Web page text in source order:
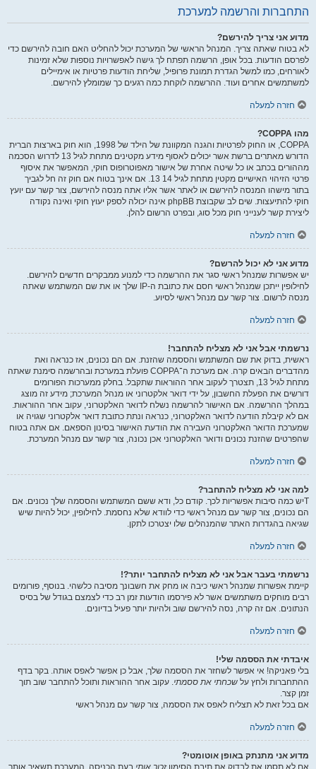
התחברות והרשמה למערכת
מדוע אני צריך להירשם?
לא בטוח שאתה צריך. המנהל הראשי של המערכת יכול להחליט האם חובה להירשם כדי
לפרסם הודעות. בכל אופן, הרשמה תפתח לך גישה לאפשרויות נוספות שלא זמינות
לאורחים, כמו למשל הגדרת תמונת פרופיל, שליחת הודעות פרטיות או אימיילים
למשתמשים אחרים ועוד. ההרשמה לוקחת כמה רגעים כך שמומלץ להירשם.
חזרה למעלה
מהו COPPA?
COPPA, או החוק לפרטיות והגנה המקוונת של הילד של 1998, הוא חוק בארצות הברית
הדורש מאתרים ברשת אשר יכולים לאסוף מידע מקטינים מתחת לגיל 13 לדרוש הסכמה
מההורים בכתב או כל שיטה אחרת של אישור מאפוטרופוס חוקי, המאפשר את איסוף
פרטי הזיהוי האישיים מקטין מתחת לגיל 14 13. אם אינך בטוח אם חוק זה חל לגביך
בתור מישהו המנסה להירשם או לאתר אשר אליו אתה מנסה להירשם, צור קשר עם יועץ
חוקי להתיעצות. שים לב שקבוצת phpBB אינה יכולה לספק יעוץ חוקי ואינה נקודה
ליצירת קשר לענייני חוק מכל סוג, ובפרט הרשום להלן.
חזרה למעלה
מדוע אני לא יכול להרשם?
יש אפשרות שמנהל ראשי סגר את ההרשמה כדי למנוע ממבקרים חדשים להירשם.
לחילופין ייתכן שמנהל ראשי חסם את כתובת ה-IP שלך או את שם המשתמש שאתה
מנסה לרשום. צור קשר עם מנהל ראשי לסיוע.
חזרה למעלה
נרשמתי אבל אני לא מצליח להתחבר!
ראשית, בדוק את שם המשתמש והססמה שהזנת. אם הם נכונים, אז כנראה ואת
מהדברים הבאים קרה. אם מערכת ה־COPPA פועלת במערכת ובהרשמה סימנת שאתה
מתחת לגיל 13, תצטרך לעקוב אחר ההוראות שתקבל. בחלק ממערכות הפורומים
דורשים את הפעלת החשבון, על ידי דואר אלקטרוני או מנהל המערכת; מידע זה מוצג
במהלך ההרשמה. אם האישור להרשמה נשלח לדואר האלקטרוני, עקוב אחר ההוראות.
אם לא קיבלת הודעה לדואר האלקטרוני, כנראה ונתת כתובת דואר אלקטרוני שגויה או
שמערכת הדואר האלקטרוני העבירה את הודעת האישור בסינון הספאם. אם אתה בטוח
שהפרטים שהזנת נכונים ודואר האלקטרוני אכן נכונה, צור קשר עם מנהל המערכת.
חזרה למעלה
למה אני לא מצליח להתחבר?
Tיש כמה סיבות אפשריות לכך. קודם כל, ודא ששם המשתמש והססמה שלך נכונים. אם
הם נכונים, צור קשר עם מנהל ראשי כדי לוודא שלא נחסמת. לחילופין, יכול להיות שיש
שגיאה בהגדרות האתר שהמנהלים שלו יצטרכו לתקן.
חזרה למעלה
נרשמתי בעבר אבל אני לא מצליח להתחבר יותר?!
קיימת אפשרות שמנהל ראשי כיבה או מחק את חשבונך מסיבה כלשהי. בנוסף, פורומים
רבים מוחקים משתמשים אשר לא פירסמו הודעות זמן רב כדי לצמצם בגודל של בסיס
הנתונים. אם זה קרה, נסה להירשם שוב ולהיות יותר פעיל בדיונים.
חזרה למעלה
איבדתי את הססמה שלי!
בלי פאניקה! אי אפשר לשחזר את הססמה שלך, אבל כן אפשר לאפס אותה. בקר בדף
ההתחברות ולחץ על שכחתי את ססמתי. עקוב אחר ההוראות ותוכל להתחבר שוב תוך
זמן קצר.
אם בכל זאת לא תצליח לאפס את הססמה, צור קשר עם מנהל ראשי
חזרה למעלה
מדוע אני מתנתק באופן אוטומטי?
אם לא תסמן את לבדוק את תיבת הסימוןזכור אותי בעת הכניסה, המערכת תשאיר אותך